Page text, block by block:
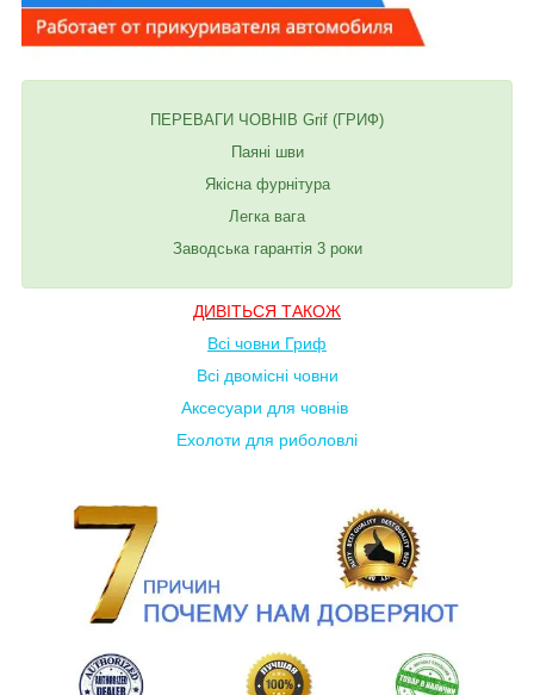
ПЕРЕВАГИ ЧОВНІВ Grif (ГРИФ)
Паяні шви
Якісна фурнітура
Легка вага
Заводська гарантія 3 роки
ДИВІТЬСЯ ТАКОЖ
Всі човни Гриф
Всі двомісні човни
Аксесуари для човнів
Ехолоти для риболовлі